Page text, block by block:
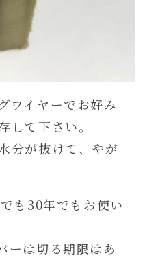
ワイヤーでお好み
して下さい。
分が抜けて、やが
も30年でもお使い
ーは切る期限はあ